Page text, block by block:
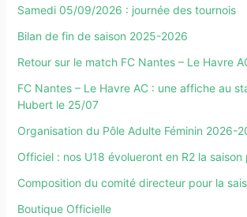
Samedi 05/09/2026 : journée des tournois
Bilan de fin de saison 2025-2026
Retour sur le match FC Nantes – Le Havre
FC Nantes – Le Havre AC : une affiche au
Hubert le 25/07
Organisation du Pôle Adulte Féminin 2026-
Officiel : nos U18 évolueront en R2 la saison
Composition du comité directeur pour la
Boutique Officielle